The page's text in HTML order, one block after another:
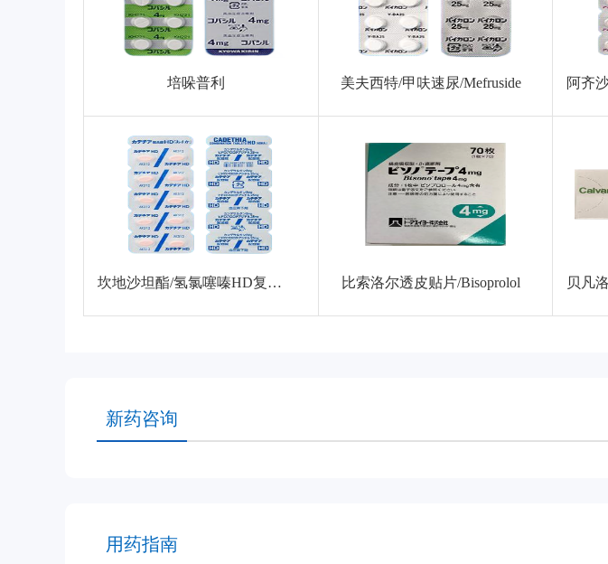
培哚普利 美夫西特/甲呋速尿/Mefruside
坎地沙坦酯/氢氯噻嗪HD复合片 比索洛尔透皮贴片/Bisoprolol
新药咨询
用药指南